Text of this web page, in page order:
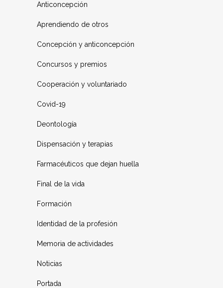
Anticoncepción
Aprendiendo de otros
Concepción y anticoncepción
Concursos y premios
Cooperación y voluntariado
Covid-19
Deontología
Dispensación y terapias
Farmacéuticos que dejan huella
Final de la vida
Formación
Identidad de la profesión
Memoria de actividades
Noticias
Portada